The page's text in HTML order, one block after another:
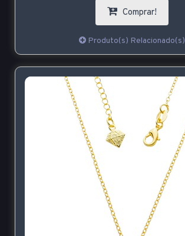
Comprar!
Produto(s) Relacionado(s)